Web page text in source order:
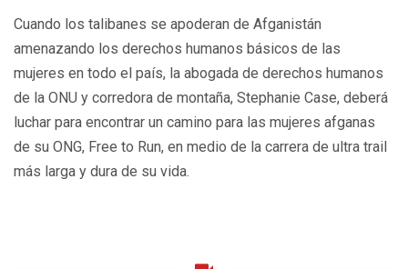
Cuando los talibanes se apoderan de Afganistán
amenazando los derechos humanos básicos de las
mujeres en todo el país, la abogada de derechos humanos
de la ONU y corredora de montaña, Stephanie Case, deberá
luchar para encontrar un camino para las mujeres afganas
de su ONG, Free to Run, en medio de la carrera de ultra trail
más larga y dura de su vida.